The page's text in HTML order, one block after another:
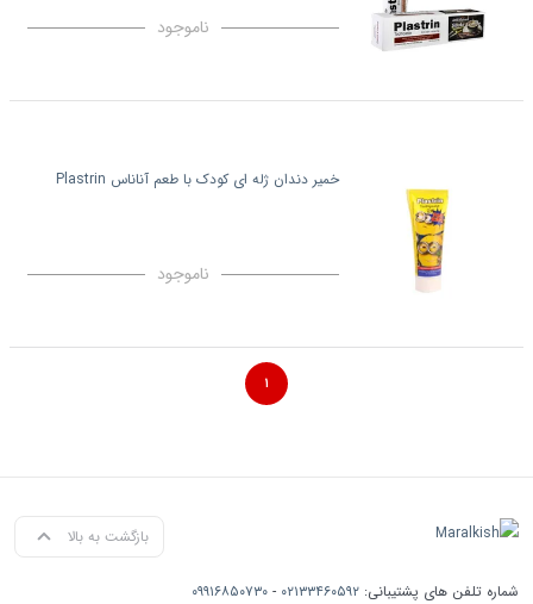
ناموجود
خمیر دندان ژله ای کودک با طعم آناناس Plastrin
ناموجود
۱
بازگشت به بالا
شماره تلفن های پشتیبانی: ۰۲۱۳۳۴۶۰۵۹۲ - ۰۹۹۱۶۸۵۰۷۳۰